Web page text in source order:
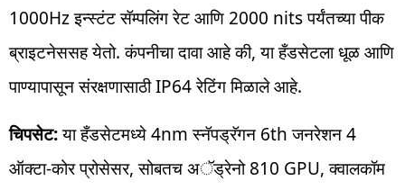
1000Hz इन्स्टंट सॅम्पलिंग रेट आणि 2000 nits पर्यंतच्या पीक
ब्राइटनेससह येतो. कंपनीचा दावा आहे की, या हँडसेटला धूळ आणि
पाण्यापासून संरक्षणासाठी IP64 रेटिंग मिळाले आहे.
चिपसेट:या हँडसेटमध्ये 4nm स्नॅपड्रॅगन 6th जनरेशन 4
ऑक्टा-कोर प्रोसेसर, सोबतच अॅड्रेनो 810 GPU, क्वालकॉम